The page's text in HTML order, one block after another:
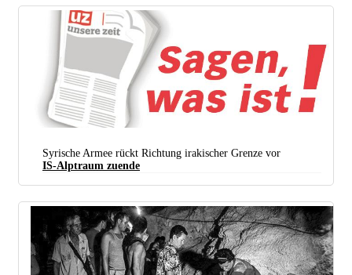
Syrische Armee rückt Richtung irakischer Grenze vor
IS-Alptraum zuende